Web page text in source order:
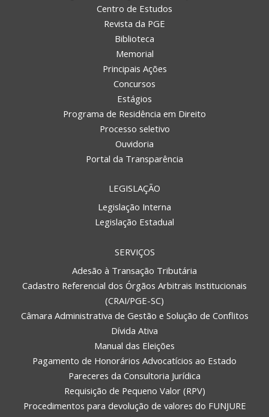
Centro de Estudos
Revista da PGE
Biblioteca
Memorial
Principais Ações
Concursos
Estágios
Programa de Residência em Direito
Processo seletivo
Ouvidoria
Portal da Transparência
LEGISLAÇÃO
Legislação Interna
Legislação Estadual
SERVIÇOS
Adesão à Transação Tributária
Cadastro Referencial dos Órgãos Arbitrais Institucionais
(CRAI/PGE-SC)
Câmara Administrativa de Gestão e Solução de Conflitos
Dívida Ativa
Manual das Eleições
Pagamento de Honorários Advocatícios ao Estado
Pareceres da Consultoria Jurídica
Requisição de Pequeno Valor (RPV)
Procedimentos para devolução de valores do FUNJURE